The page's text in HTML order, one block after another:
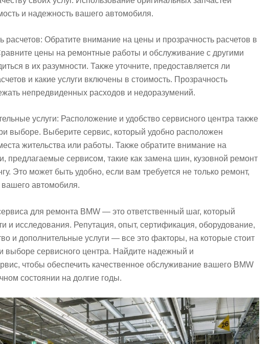
и надежность вашего автомобиля.
расчетов: Обратите внимание на цены и прозрачность расчетов в
цены на ремонтные работы и обслуживание с другими
в их разумности. Также уточните, предоставляется ли
и какие услуги включены в стоимость. Прозрачность
непредвиденных расходов и недоразумений.
услуги: Расположение и удобство сервисного центра также
выборе. Выберите сервис, который удобно расположен
жительства или работы. Также обратите внимание на
предлагаемые сервисом, такие как замена шин, кузовной ремонт
Это может быть удобно, если вам требуется не только ремонт,
вашего автомобиля.
для ремонта BMW — это ответственный шаг, который
и исследования. Репутация, опыт, сертификация, оборудование,
и дополнительные услуги — все это факторы, на которые стоит
выборе сервисного центра. Найдите надежный и
чтобы обеспечить качественное обслуживание вашего BMW
состоянии на долгие годы.